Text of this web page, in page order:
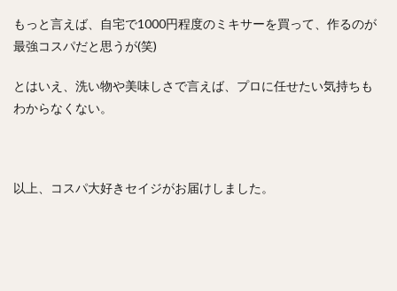
もっと言えば、自宅で1000円程度のミキサーを買って、作るのが
最強コスパだと思うが(笑)
とはいえ、洗い物や美味しさで言えば、プロに任せたい気持ちも
わからなくない。
以上、コスパ大好きセイジがお届けしました。